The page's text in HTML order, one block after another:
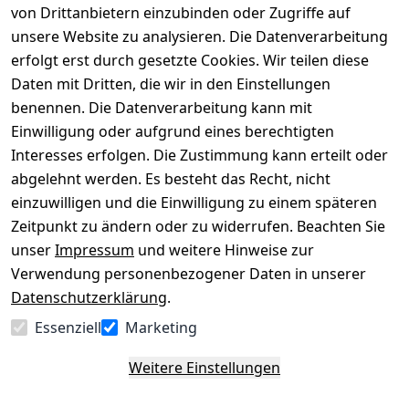
von Drittanbietern einzubinden oder Zugriffe auf
unsere Website zu analysieren. Die Datenverarbeitung
erfolgt erst durch gesetzte Cookies. Wir teilen diese
Daten mit Dritten, die wir in den Einstellungen
benennen. Die Datenverarbeitung kann mit
Einwilligung oder aufgrund eines berechtigten
Interesses erfolgen. Die Zustimmung kann erteilt oder
abgelehnt werden. Es besteht das Recht, nicht
einzuwilligen und die Einwilligung zu einem späteren
Zeitpunkt zu ändern oder zu widerrufen. Beachten Sie
unserImpressum und weitere Hinweise zur
Verwendung personenbezogener Daten in unserer
Datenschutzerklärung.
Essenziell
Marketing
Weitere Einstellungen
Rechtliches
AGB
Impressum
Datenschutze
rklärung
Barrierefreihe
itserklärung
Widerrufsrec
ht
Über uns
Kontakt
Registrieren
Kataloge zum
Download
Pflege &
Kundendienst
Kiefermöbel
Hilfe
Wir
versenden
mit
Zahle
bequem per
Vertrag
widerrufen